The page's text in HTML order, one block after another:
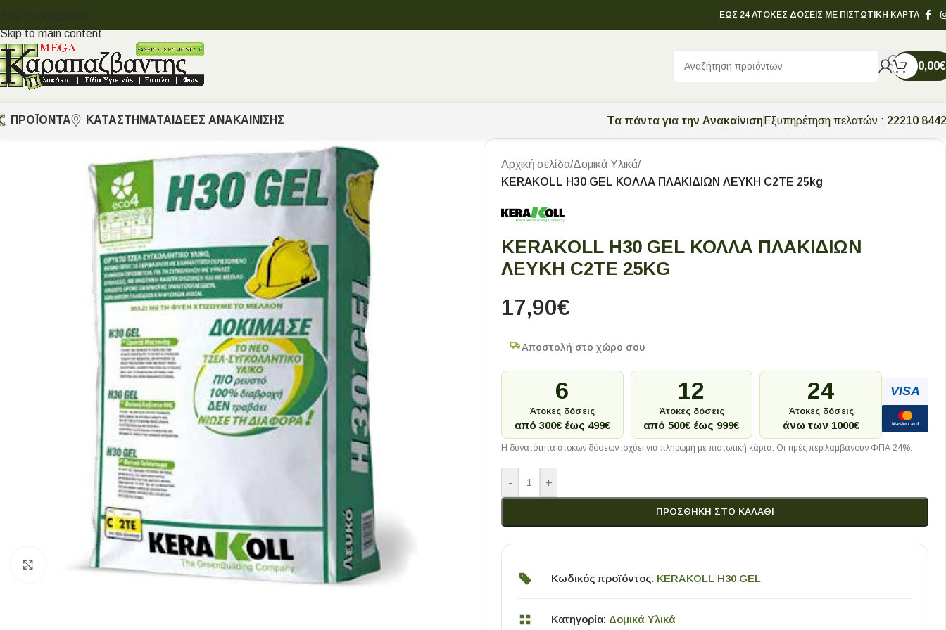
Skip to navigation
Skip to main content
ΕΩΣ 24 ΑΤΟΚΕΣ ΔΟΣΕΙΣ ΜΕ ΠΙΣΤΩΤΙΚΗ ΚΑΡΤΑ
0,00€
ΠΡΟΪΟΝΤΑ ΚΑΤΑΣΤΗΜΑΤΑ ΙΔΈΕΣ ΑΝΑΚΑΊΝΙΣΗΣ Tα πάντα για την Ανακαίνιση Εξυπηρέτηση πελατών : 22210
Κλικ για μεγέθυνση
Αρχική σελίδα/Δομικά Υλικά/
KERAKOLL H30 GEL ΚΟΛΛΑ ΠΛΑΚΙΔΙΩΝ ΛΕΥΚΗ C2TE 25kg
KERAKOLL H30 GEL ΚΟΛΛΑ ΠΛΑΚΙΔΙΩΝ
ΛΕΥΚΗ C2TE 25KG
17,90€
Αποστολή στο χώρο σου
6
Άτοκες δόσεις
από 300€ έως 499€
12
Άτοκες δόσεις
από 500€ έως 999€
24
Άτοκες δόσεις
άνω των 1000€
VISA
Mastercard
Η δυνατότητα άτοκων δόσεων ισχύει για πληρωμή με πιστωτική κάρτα. Οι τιμές περιλαμβάνουν ΦΠΑ 24%.
- +
ΠΡΟΣΘΉΚΗ ΣΤΟ ΚΑΛΆΘΙ
Κωδικός προϊόντος: KERAKOLL H30 GEL
Κατηγορία: Δομικά Υλικά